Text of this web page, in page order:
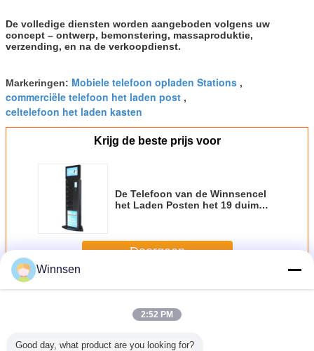
De volledige diensten worden aangeboden volgens uw
concept – ontwerp, bemonstering, massaproduktie,
verzending, en na de verkoopdienst.
Markeringen: Mobiele telefoon opladen Stations ,
commerciële telefoon het laden post ,
celtelefoon het laden kasten
Krijg de beste prijs voor
De Telefoon van de Winnsencel
het Laden Posten het 19 duim
Doorgaan
MeerCeltelefoon het Laden Posten
Winnsen
2:52 PM
Good day, what product are you looking for?